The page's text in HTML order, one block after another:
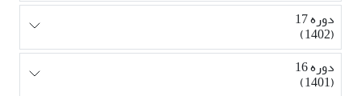
دوره 17
(1402)
دوره 16
(1401)